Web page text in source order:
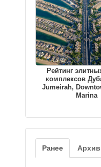
Рейтинг
комплексов
Jumeirah,
Marina
Ранее Архив